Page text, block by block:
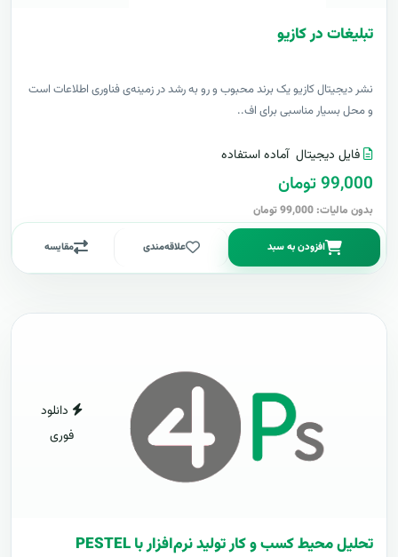
تبلیغات در کازیو
نشر دیجیتال کازیو یک برند محبوب و رو به رشد در زمینه‌ی فناوری اطلاعات است
و محل بسیار مناسبی برای اف..
فایل دیجیتال آماده استفاده
99,000 تومان
بدون مالیات: 99,000 تومان
افزودن به سبد علاقه‌مندی مقایسه
دانلود
فوری
تحلیل محیط کسب و کار تولید نرم‌افزار با PESTEL